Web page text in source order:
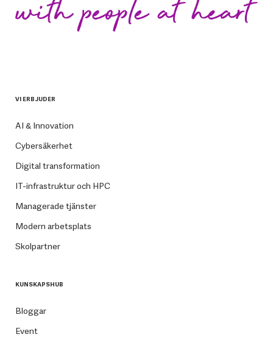
VI ERBJUDER
AI & Innovation
Cybersäkerhet
Digital transformation
IT-infrastruktur och HPC
Managerade tjänster
Modern arbetsplats
Skolpartner
KUNSKAPSHUB
Bloggar
Event